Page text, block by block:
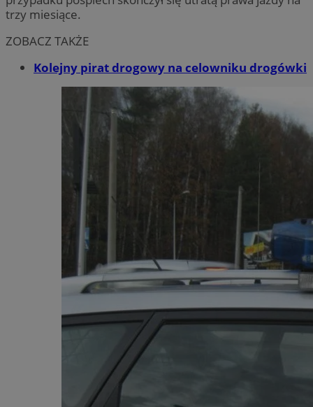
trzy miesiące.
ZOBACZ TAKŻE
Kolejny pirat drogowy na celowniku drogówki